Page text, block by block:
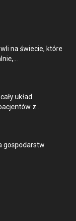
na świecie, które
układ
z...
gospodarstw